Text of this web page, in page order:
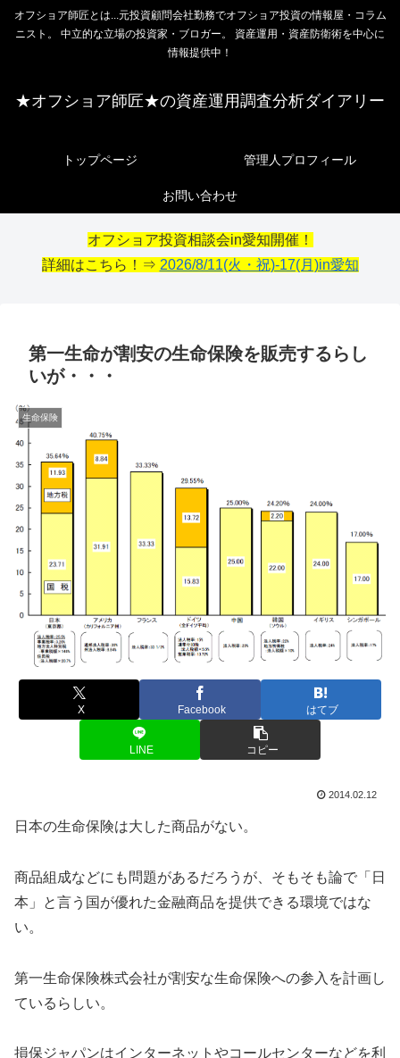
オフショア師匠とは...元投資顧問会社勤務でオフショア投資の情報屋・コラム
ニスト。 中立的な立場の投資家・ブロガー。 資産運用・資産防衛術を中心に
情報提供中！
★オフショア師匠★の資産運用調査分析ダイアリー
トップページ 管理人プロフィール
お問い合わせ
オフショア投資相談会in愛知開催！
詳細はこちら！⇒ 2026/8/11(火・祝)-17(月)in愛知
第一生命が割安の生命保険を販売するらし
いが・・・
生命保険
X Facebook はてブ
LINE コピー
2014.02.12
日本の生命保険は大した商品がない。
商品組成などにも問題があるだろうが、そもそも論で「日
本」と言う国が優れた金融商品を提供できる環境ではな
い。
第一生命保険株式会社が割安な生命保険への参入を計画し
ているらしい。
損保ジャパンはインターネットやコールセンターなどを利